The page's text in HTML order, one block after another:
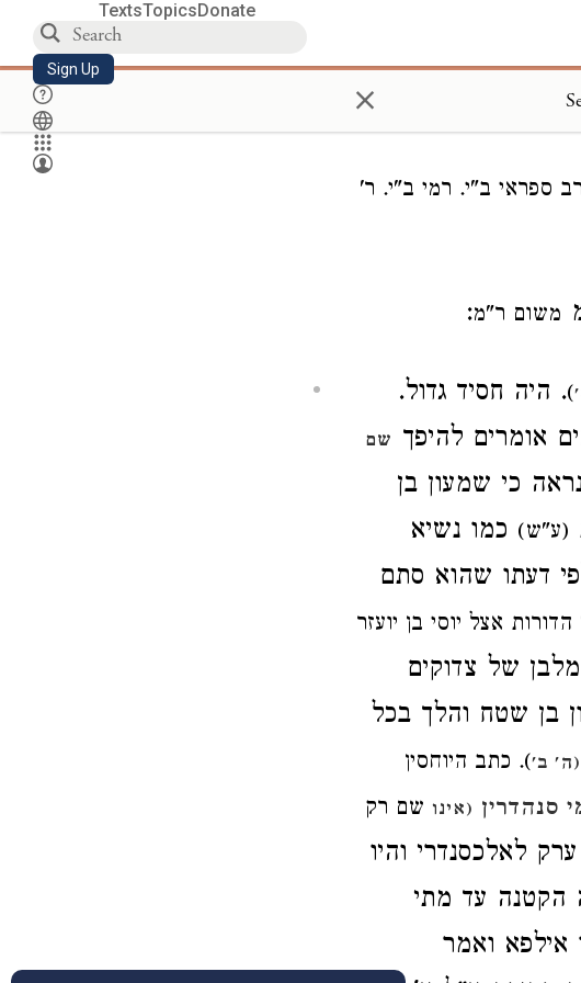
TextsTopicsDonate
Sign Up ×
ספראי ב"י. רמי ב"י. ר'
משום ר"מ:
). היה חסיד גדול.
אומרים להיפך שם
כי שמעון בן
(ע"ש) כמו נשיא
דעתו שהוא סתם
אצל יוסי בן יועזר
של צדוקים
בן שטח והלך בכל
ב'). כתב היוחסין
סנהדרין (אינו שם רק
לאלכסנדרי והיו
הקטנה עד מתי
אילפא ואמר